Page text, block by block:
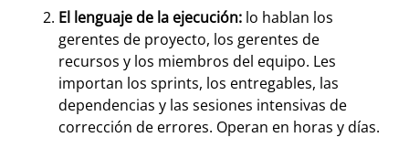
El lenguaje de la ejecución: lo hablan los
gerentes de proyecto, los gerentes de
recursos y los miembros del equipo. Les
importan los sprints, los entregables, las
dependencias y las sesiones intensivas de
corrección de errores. Operan en horas y días.